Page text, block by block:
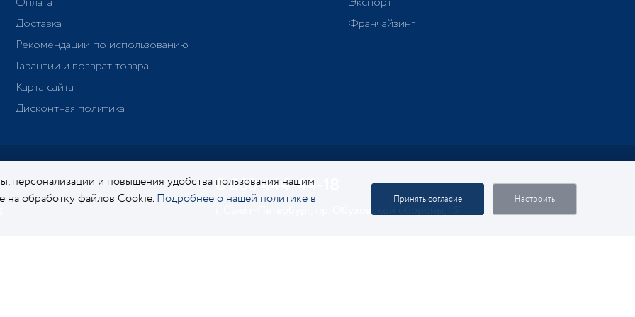
Доставка
Рекомендации по использованию
Гарантии и возврат товара
Карта сайта
Дисконтная политика
Франчайзинг
8 800 444-44-18
г. Санкт-Петербург, пр. Обуховской обороны, 151
персонализации и повышения удобства пользования нашим
на обработку файлов Cookie. Подробнее о нашей политике в
Принять согласие Настроить